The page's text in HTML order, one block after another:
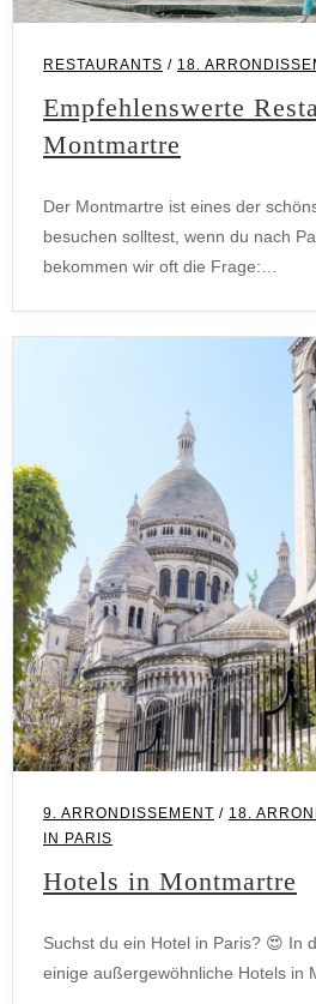
RESTAURANTS / 18.
Empfehlenswerte
Montmartre
Der Montmartre ist eines der
besuchen solltest, wenn du nach
bekommen wir oft die Frage:…
9. ARRONDISSEMENT / 18.
IN PARIS
Hotels in Montmartre
Suchst du ein Hotel in Paris? 😍 In
einige außergewöhnliche Hotels in